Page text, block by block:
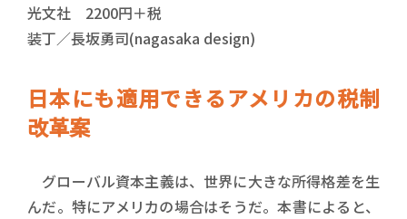
光文社 2200円＋税
装丁／長坂勇司(nagasaka design)
日本にも適用できるアメリカの税制
改革案
グローバル資本主義は、世界に大きな所得格差を生
んだ。特にアメリカの場合はそうだ。本書によると、